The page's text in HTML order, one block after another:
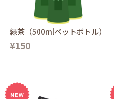
緑茶（500mlペットボトル）
¥150